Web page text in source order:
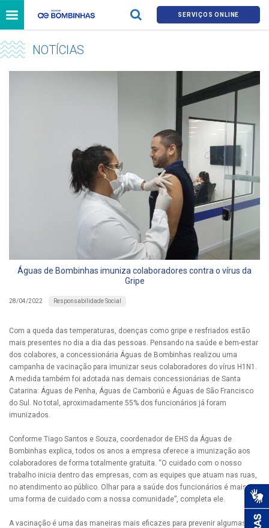
SERVIÇOS ONLINE
NOTÍCIAS
Águas de Bombinhas imuniza colaboradores contra o vírus da
Gripe
28/04/2022 Responsabilidade Social
Com a queda das temperaturas, doenças como gripe e resfriados estão
mais presentes no dia a dia das pessoas. Pensando na saúde e bem-estar
dos colabores, a concessionária Águas de Bombinhas realizou uma
campanha de vacinação para imunizar seus colaboradores do vírus H1N1.
A medida também foi adotada nas demais concessionárias de Santa
Catarina: Águas de Penha, Águas de Camboriú e Águas de São Francisco
do Sul. No total, aproximadamente 55% dos funcionários já foram
imunizados.
Conforme Tiago Santos e Souza, coordenador de EHS da Águas de
Bombinhas explica, todos os anos a empresa oferece a imunização aos
colaboradores de forma totalmente gratuita. “O cuidado com o nosso
trabalho inicia dentro das empresas, com as equipes que atuam nas ruas,
no atendimento ao público. Olhar para a saúde dos funcionários é mais
uma forma de cuidado com a nossa comunidade”, completa ele.
A vacinação é uma das maneiras mais eficazes para prevenir algumas